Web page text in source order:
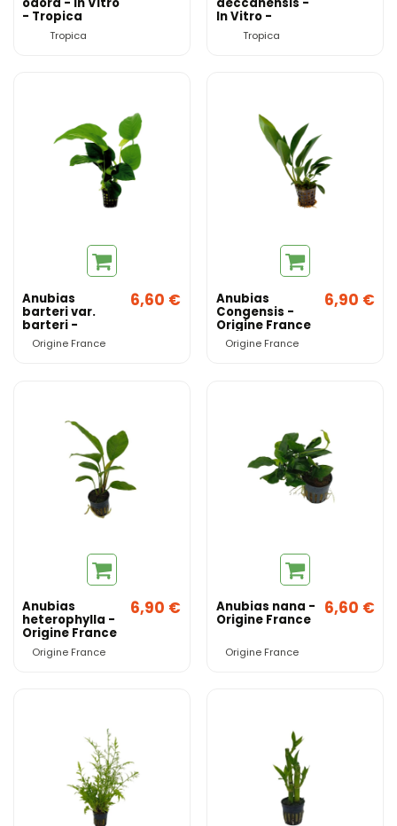
odora - In Vitro
- Tropica
Tropica
deccanensis -
In Vitro -
Tropica
Tropica
Anubias
barteri var.
barteri -
Origine France
Origine France
6,60 € Anubias
Congensis -
Origine France
Origine France
6,90 €
Anubias
heterophylla -
Origine France
Origine France
6,90 € Anubias nana -
Origine France
Origine France
6,60 €